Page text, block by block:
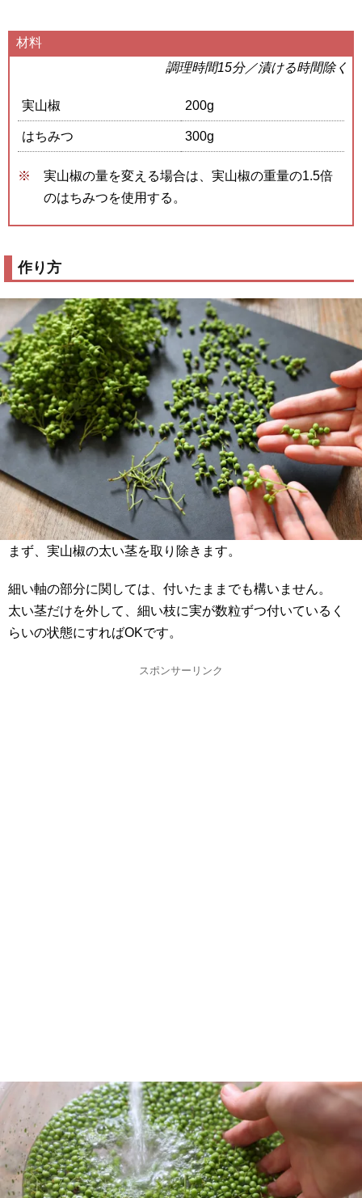
材料
調理時間15分／漬ける時間除く
実山椒 200g
はちみつ 300g
実山椒の量を変える場合は、実山椒の重量の1.5倍
のはちみつを使用する。
作り方
まず、実山椒の太い茎を取り除きます。
細い軸の部分に関しては、付いたままでも構いません。
太い茎だけを外して、細い枝に実が数粒ずつ付いているく
らいの状態にすればOKです。
スポンサーリンク